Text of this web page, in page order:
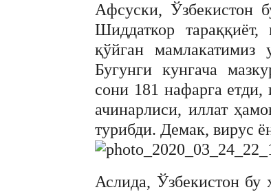
Aфсуски, Ўзбекистон
Шиддаткор тараққиёт,
қўйган
Бугунги кунгача
сони 181 нафарга
ачинарлиси, иллат
турибди. Демак, вирус
Аслида, Ўзбекистон бу